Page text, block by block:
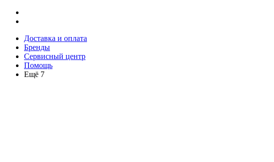
Доставка и оплата
Бренды
Сервисный центр
Помощь
Ещё 7